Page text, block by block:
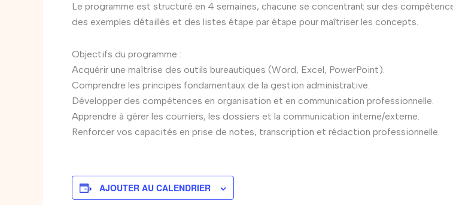
Le programme est structuré en 4 semaines, chacune se concentrant sur des
des exemples détaillés et des listes étape par étape pour maîtriser les concepts.
Objectifs du programme :
Acquérir une maîtrise des outils bureautiques (Word, Excel, PowerPoint).
Comprendre les principes fondamentaux de la gestion administrative.
Développer des compétences en organisation et en communication professionnelle.
Apprendre à gérer les courriers, les dossiers et la communication interne/externe.
Renforcer vos capacités en prise de notes, transcription et rédaction professionnelle.
AJOUTER AU CALENDRIER